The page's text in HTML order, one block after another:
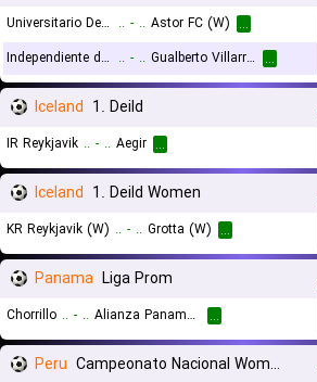
Universitario De Vinto (W) .. - .. Astor FC (W) ...
Independiente de Challapata (W) .. - .. Gualberto Villarroel San Jose Oruro (W) ...
Iceland 1. Deild
IR Reykjavik .. - .. Aegir ...
Iceland 1. Deild Women
KR Reykjavik (W) .. - .. Grotta (W) ...
Panama Liga Prom
Chorrillo .. - .. Alianza Panama Reserves ...
Peru Campeonato Nacional Women